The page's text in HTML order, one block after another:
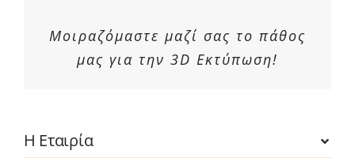
Μοιραζόμαστε μαζί σας το πάθος
μας για την 3D Εκτύπωση!
Η Εταιρία